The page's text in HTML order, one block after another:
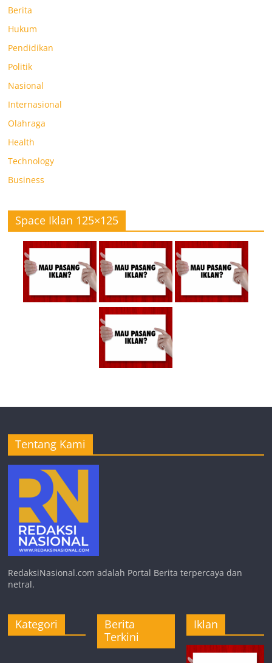
Berita
Hukum
Pendidikan
Politik
Nasional
Internasional
Olahraga
Health
Technology
Business
Space Iklan 125×125
Tentang Kami
RedaksiNasional.com adalah Portal Berita terpercaya dan
netral.
Kategori
Berita
Terkini
Iklan